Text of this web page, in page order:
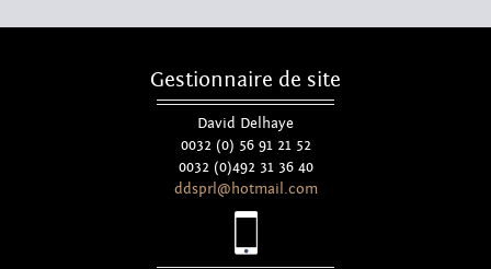
Gestionnaire de site
David Delhaye
0032 (0) 56 91 21 52
0032 (0)492 31 36 40
ddsprl@hotmail.com